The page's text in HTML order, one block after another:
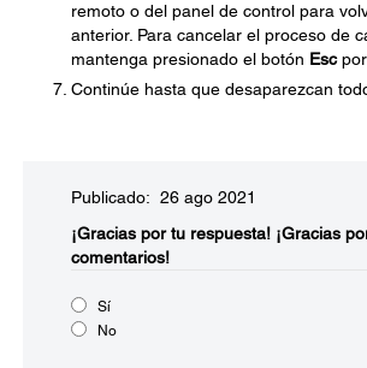
remoto o del panel de control para
anterior. Para cancelar el proceso de
mantenga presionado el botón Escpor
Continúe hasta que desaparezcan
Publicado: 26 ago 2021
¡Gracias por tu respuesta! ¡Gracias
comentarios!
Sí
No